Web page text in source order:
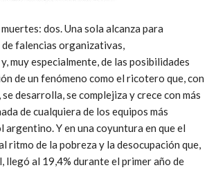
dos. Una sola alcanza para
falencias organizativas,
muy especialmente, de las posibilidades
de un fenómeno como el ricotero que, con
desarrolla, se complejiza y crece con más
de cualquiera de los equipos más
Y en una coyuntura en que el
ritmo de la pobreza y la desocupación que,
llegó al 19,4% durante el primer año de